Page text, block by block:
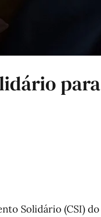
para
Solidário (CSI) do